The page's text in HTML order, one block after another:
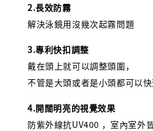
2.長效防霧
解決泳鏡用沒幾次起霧問題
3.專利快扣調整
戴在頭上就可以調整頭圍，
不管是大頭或者是小頭都可以
4.開闊明亮的視覺效果
防紫外線抗UV400 ，室內室外